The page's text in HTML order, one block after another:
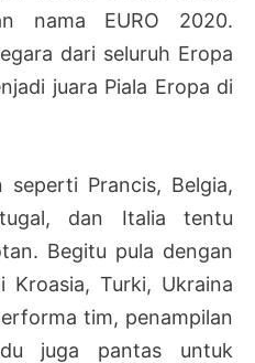
nama EURO 2020.
dari seluruh Eropa
juara Piala Eropa di
seperti Prancis, Belgia,
dan Italia tentu
Begitu pula dengan
Turki, Ukraina
tim, penampilan
juga pantas untuk